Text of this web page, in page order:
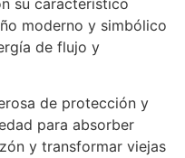
moderno y simbólico
de flujo y
de protección y
para absorber
y transformar viejas